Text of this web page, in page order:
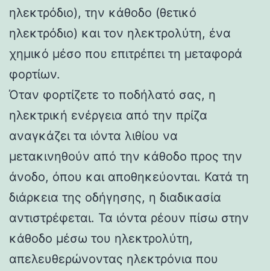
ηλεκτρόδιο), την κάθοδο (θετικό
ηλεκτρόδιο) και τον ηλεκτρολύτη, ένα
χημικό μέσο που επιτρέπει τη μεταφορά
φορτίων.
Όταν φορτίζετε το ποδήλατό σας, η
ηλεκτρική ενέργεια από την πρίζα
αναγκάζει τα ιόντα λιθίου να
μετακινηθούν από την κάθοδο προς την
άνοδο, όπου και αποθηκεύονται. Κατά τη
διάρκεια της οδήγησης, η διαδικασία
αντιστρέφεται. Τα ιόντα ρέουν πίσω στην
κάθοδο μέσω του ηλεκτρολύτη,
απελευθερώνοντας ηλεκτρόνια που